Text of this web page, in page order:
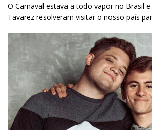
O Carnaval estava a todo vapor no Brasil e
Tavarez resolveram visitar o nosso país